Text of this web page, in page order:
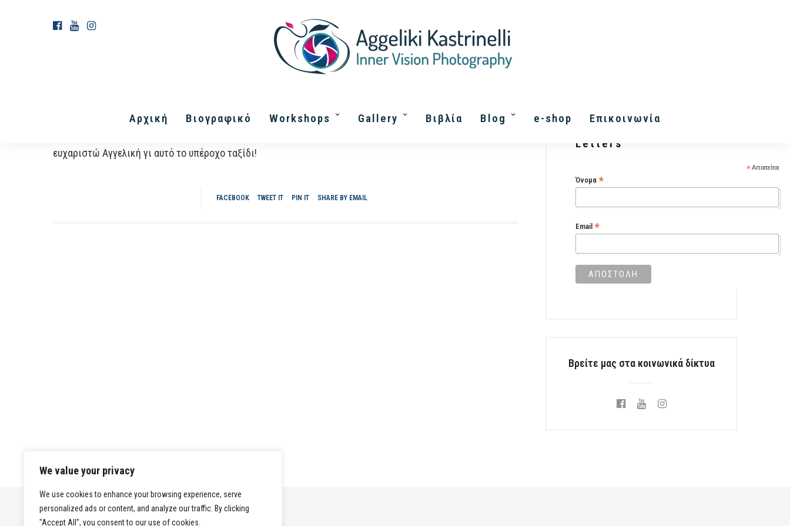
We value your privacy
We use cookies to enhance your browsing experience, serve
personalized ads or content, and analyze our traffic. By clicking
"Accept All", you consent to our use of cookies.
Αρχική Βιογραφικό Workshops Gallery Βιβλία Blog e-shop Επικοινωνία
Η Inner Vision Photography είναι ένας εξαιρετικός συνδυασμός τέχνης και θεραπείας! Δημιουργείς το δικό
ευχαριστώ Αγγελική γι αυτό το υπέροχο ταξίδι!
FACEBOOK TWEET IT PIN IT SHARE BY EMAIL
Εγγραφή στα Inner Vision
Letters
*Απαιτείται
Όνομα*
Email*
Βρείτε μας στα κοινωνικά δίκτυα